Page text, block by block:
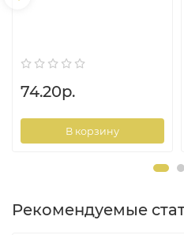
74.20р.
В корзину
Рекомендуемые